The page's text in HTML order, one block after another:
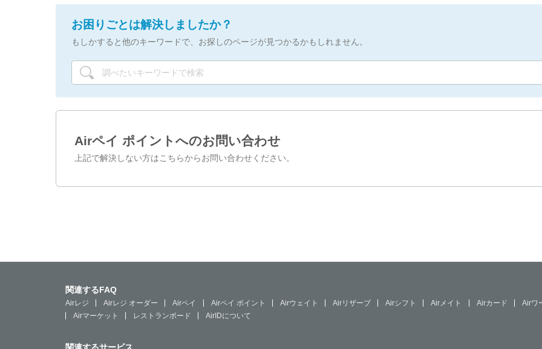
お困りごとは解決しましたか？
もしかすると他のキーワードで、お探しのページが見つかるかもしれません。
Airペイ ポイントへのお問い合わせ
上記で解決しない方はこちらからお問い合わせください。
関連するFAQ
Airレジ Airレジ オーダー Airペイ Airペイ ポイント Airウェイト Airリザーブ Airシフト Airメイト Airカード Airワ
Airマーケット
レストランボード AirIDについて